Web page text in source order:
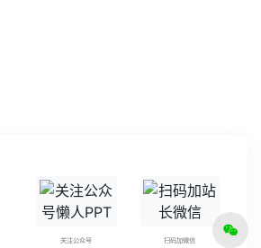
关注公众号 扫码加微信